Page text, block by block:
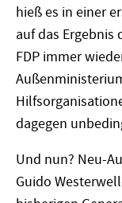
hieß es in einer
auf das Ergebnis
FDP immer
dagegen
Und nun? Neu-
Guido